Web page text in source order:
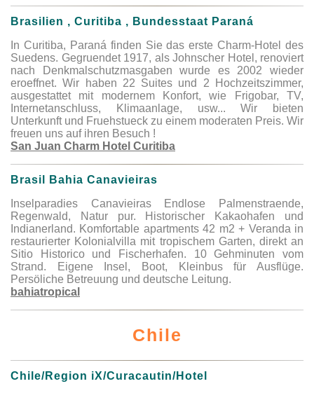
Brasilien , Curitiba , Bundesstaat Paraná
In Curitiba, Paraná finden Sie das erste Charm-Hotel des
Suedens. Gegruendet 1917, als Johnscher Hotel, renoviert
nach Denkmalschutzmasgaben wurde es 2002 wieder
eroeffnet. Wir haben 22 Suites und 2 Hochzeitszimmer,
ausgestattet mit modernem Konfort, wie Frigobar, TV,
Internetanschluss, Klimaanlage, usw... Wir bieten
Unterkunft und Fruehstueck zu einem moderaten Preis. Wir
freuen uns auf ihren Besuch !
San Juan Charm Hotel Curitiba
Brasil Bahia Canavieiras
Inselparadies Canavieiras Endlose Palmenstraende,
Regenwald, Natur pur. Historischer Kakaohafen und
Indianerland. Komfortable apartments 42 m2 + Veranda in
restaurierter Kolonialvilla mit tropischem Garten, direkt an
Sitio Historico und Fischerhafen. 10 Gehminuten vom
Strand. Eigene Insel, Boot, Kleinbus für Ausflüge.
Persöliche Betreuung und deutsche Leitung.
bahiatropical
Chile
Chile/Region iX/Curacautin/Hotel